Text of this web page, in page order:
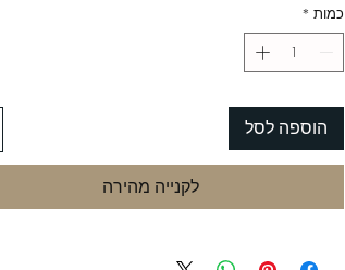
כמות *
הוספה לסל
לקנייה מהירה